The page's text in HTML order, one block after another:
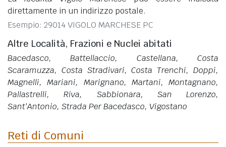
direttamente in un indirizzo postale.
Esempio: 29014 VIGOLO MARCHESE PC
Altre Località, Frazioni e Nuclei abitati
Bacedasco, Battellaccio, Castellana, Costa
Scaramuzza, Costa Stradivari, Costa Trenchi, Doppi,
Magnelli, Mariani, Marignano, Martani, Montagnano,
Pallastrelli, Riva, Sabbionara, San Lorenzo,
Sant'Antonio, Strada Per Bacedasco, Vigostano
Reti di Comuni